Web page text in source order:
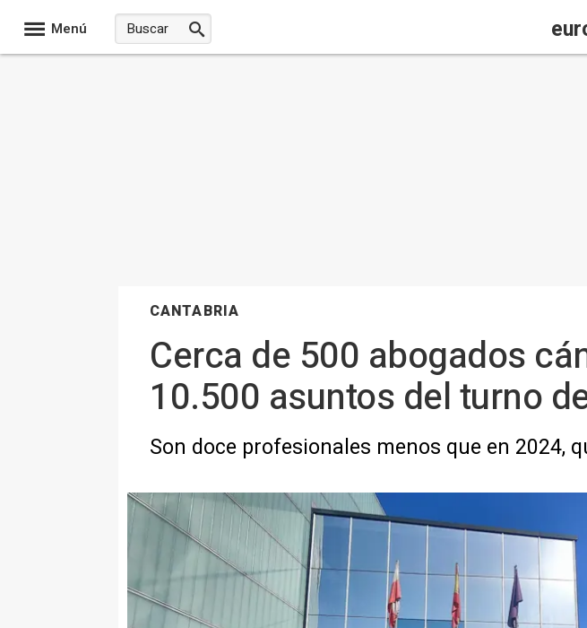
Menú
CANTABRIA
Cerca de 500 abogados
10.500 asuntos del turno
Son doce profesionales menos que en 2024,